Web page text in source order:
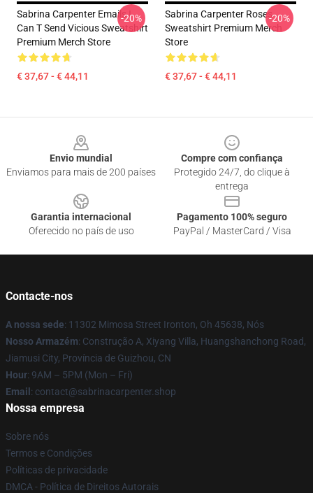
Sabrina Carpenter Emails I
Can T Send Vicious Sweatshirt
Premium Merch Store
€ 37,67 - € 44,11
-20%
Sabrina Carpenter Roses
Sweatshirt Premium Merch
Store
€ 37,67 - € 44,11
-20%
Envio mundial
Enviamos para mais de 200 países
Compre com confiança
Protegido 24/7, do clique à
entrega
Garantia internacional
Oferecido no país de uso
Pagamento 100% seguro
PayPal / MasterCard / Visa
Contacte-nos
A nossa sede: 11302 Mimosa Street Ironton, Oh 45638, Nós
Nosso Armazém: Construção A, Xiyang Villa, Huangshanchong Road,
Jiamusi City, Província de Guizhou, CN
Hour: 9AM – 5PM (Mon – Fri)
Email : contact@sabrinacarpenter.shop
Nossa empresa
Sobre nós
Termos e Condições
Políticas de privacidade
DMCA - Política de Direitos Autorais